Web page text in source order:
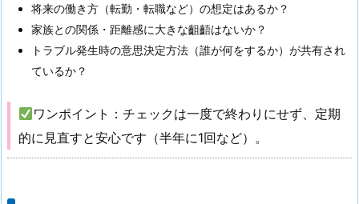
将来の働き方（転勤・転職など）の想定はあるか？
家族との関係・距離感に大きな齟齬はないか？
トラブル発生時の意思決定方法（誰が何をするか）が共有され
ているか？
ワンポイント：チェックは一度で終わりにせず、定期
的に見直すと安心です（半年に1回など）。